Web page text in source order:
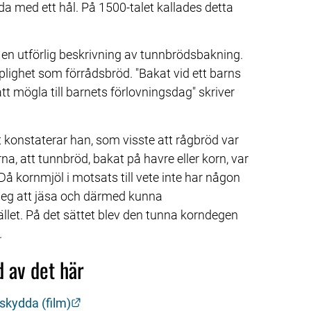
med ett hål. På 1500-talet kallades detta
utförlig beskrivning av tunnbrödsbakning.
som förrådsbröd. "Bakat vid ett barns
mögla till barnets förlovningsdag" skriver
han, som visste att rågbröd var
att tunnbröd, bakat på havre eller korn, var
kornmjöl i motsats till vete inte har någon
att jäsa och därmed kunna
På det sättet blev den tunna korndegen
av det här
(film)